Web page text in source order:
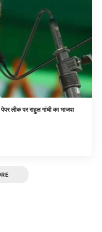
लीक पर राहुल गांधी का भाजपा